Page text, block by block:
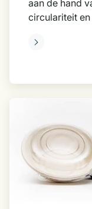
aan de hand
circulariteit